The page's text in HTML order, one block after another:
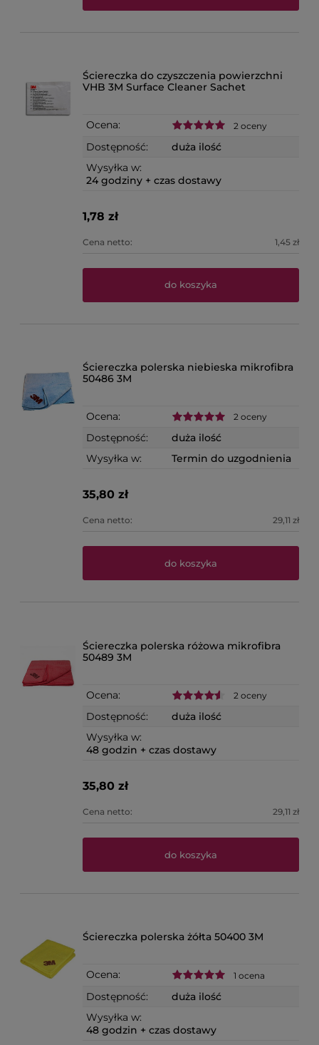
Ściereczka do czyszczenia powierzchni
VHB 3M Surface Cleaner Sachet
Ocena: 2 oceny
Dostępność:
duża ilość
Wysyłka w:
24 godziny + czas dostawy
1,78 zł
Cena netto: 1,45 zł
do koszyka
Ściereczka polerska niebieska mikrofibra
50486 3M
Ocena: 2 oceny
Dostępność:
duża ilość
Wysyłka w:
Termin do uzgodnienia
35,80 zł
Cena netto: 29,11 zł
do koszyka
Ściereczka polerska różowa mikrofibra
50489 3M
Ocena: 2 oceny
Dostępność:
duża ilość
Wysyłka w:
48 godzin + czas dostawy
35,80 zł
Cena netto: 29,11 zł
do koszyka
Ściereczka polerska żółta 50400 3M
Ocena: 1 ocena
Dostępność:
duża ilość
Wysyłka w:
48 godzin + czas dostawy